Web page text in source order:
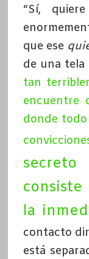
“Sí,
que ese
de una tela
tan
encuentre
donde todo
la
contacto
está